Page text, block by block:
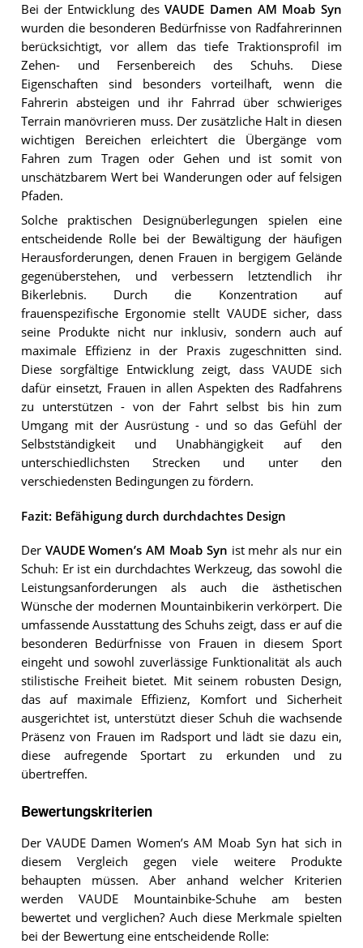
Bei der Entwicklung desVAUDE Damen AM Moab Syn
wurden die besonderen Bedürfnisse von Radfahrerinnen
berücksichtigt, vor allem das tiefe Traktionsprofil im
Zehen- und Fersenbereich des Schuhs. Diese
Eigenschaften sind besonders vorteilhaft, wenn die
Fahrerin absteigen und ihr Fahrrad über schwieriges
Terrain manövrieren muss. Der zusätzliche Halt in diesen
wichtigen Bereichen erleichtert die Übergänge vom
Fahren zum Tragen oder Gehen und ist somit von
unschätzbarem Wert bei Wanderungen oder auf felsigen
Pfaden.
Solche praktischen Designüberlegungen spielen eine
entscheidende Rolle bei der Bewältigung der häufigen
Herausforderungen, denen Frauen in bergigem Gelände
gegenüberstehen, und verbessern letztendlich ihr
Bikerlebnis. Durch die Konzentration auf
frauenspezifische Ergonomie stellt VAUDE sicher, dass
seine Produkte nicht nur inklusiv, sondern auch auf
maximale Effizienz in der Praxis zugeschnitten sind.
Diese sorgfältige Entwicklung zeigt, dass VAUDE sich
dafür einsetzt, Frauen in allen Aspekten des Radfahrens
zu unterstützen - von der Fahrt selbst bis hin zum
Umgang mit der Ausrüstung - und so das Gefühl der
Selbstständigkeit und Unabhängigkeit auf den
unterschiedlichsten Strecken und unter den
verschiedensten Bedingungen zu fördern.
Fazit: Befähigung durch durchdachtes Design
Der VAUDE Women’s AM Moab Syn ist mehr als nur ein
Schuh: Er ist ein durchdachtes Werkzeug, das sowohl die
Leistungsanforderungen als auch die ästhetischen
Wünsche der modernen Mountainbikerin verkörpert. Die
umfassende Ausstattung des Schuhs zeigt, dass er auf die
besonderen Bedürfnisse von Frauen in diesem Sport
eingeht und sowohl zuverlässige Funktionalität als auch
stilistische Freiheit bietet. Mit seinem robusten Design,
das auf maximale Effizienz, Komfort und Sicherheit
ausgerichtet ist, unterstützt dieser Schuh die wachsende
Präsenz von Frauen im Radsport und lädt sie dazu ein,
diese aufregende Sportart zu erkunden und zu
übertreffen.
Bewertungskriterien
Der VAUDE Damen Women’s AM Moab Syn hat sich in
diesem Vergleich gegen viele weitere Produkte
behaupten müssen. Aber anhand welcher Kriterien
werden VAUDE Mountainbike-Schuhe am besten
bewertet und verglichen? Auch diese Merkmale spielten
bei der Bewertung eine entscheidende Rolle: